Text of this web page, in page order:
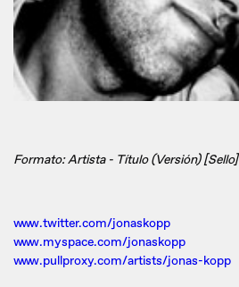
Formato: Artista - Título (Versión) [Sello]
www.twitter.com/jonaskopp
www.myspace.com/jonaskopp
www.pullproxy.com/artists/jonas-kopp